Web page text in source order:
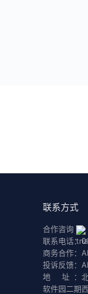
联系方式
合作咨询
联系电话：
商务合作：
投诉反馈：
地 址：
软件园二期